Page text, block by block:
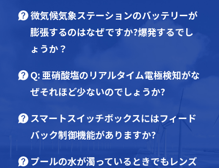
水質検査
微気候気象ステーション
微気候気象ステーションのバッテリーが
膨張するのはなぜですか?爆発するでし
ょうか？
Q: 亜硝酸塩のリアルタイム電極検知がな
ぜそれほど少ないのでしょうか?
スマートスイッチボックスにはフィード
バック制御機能がありますか?
プールの水が濁っているときでもレンズ